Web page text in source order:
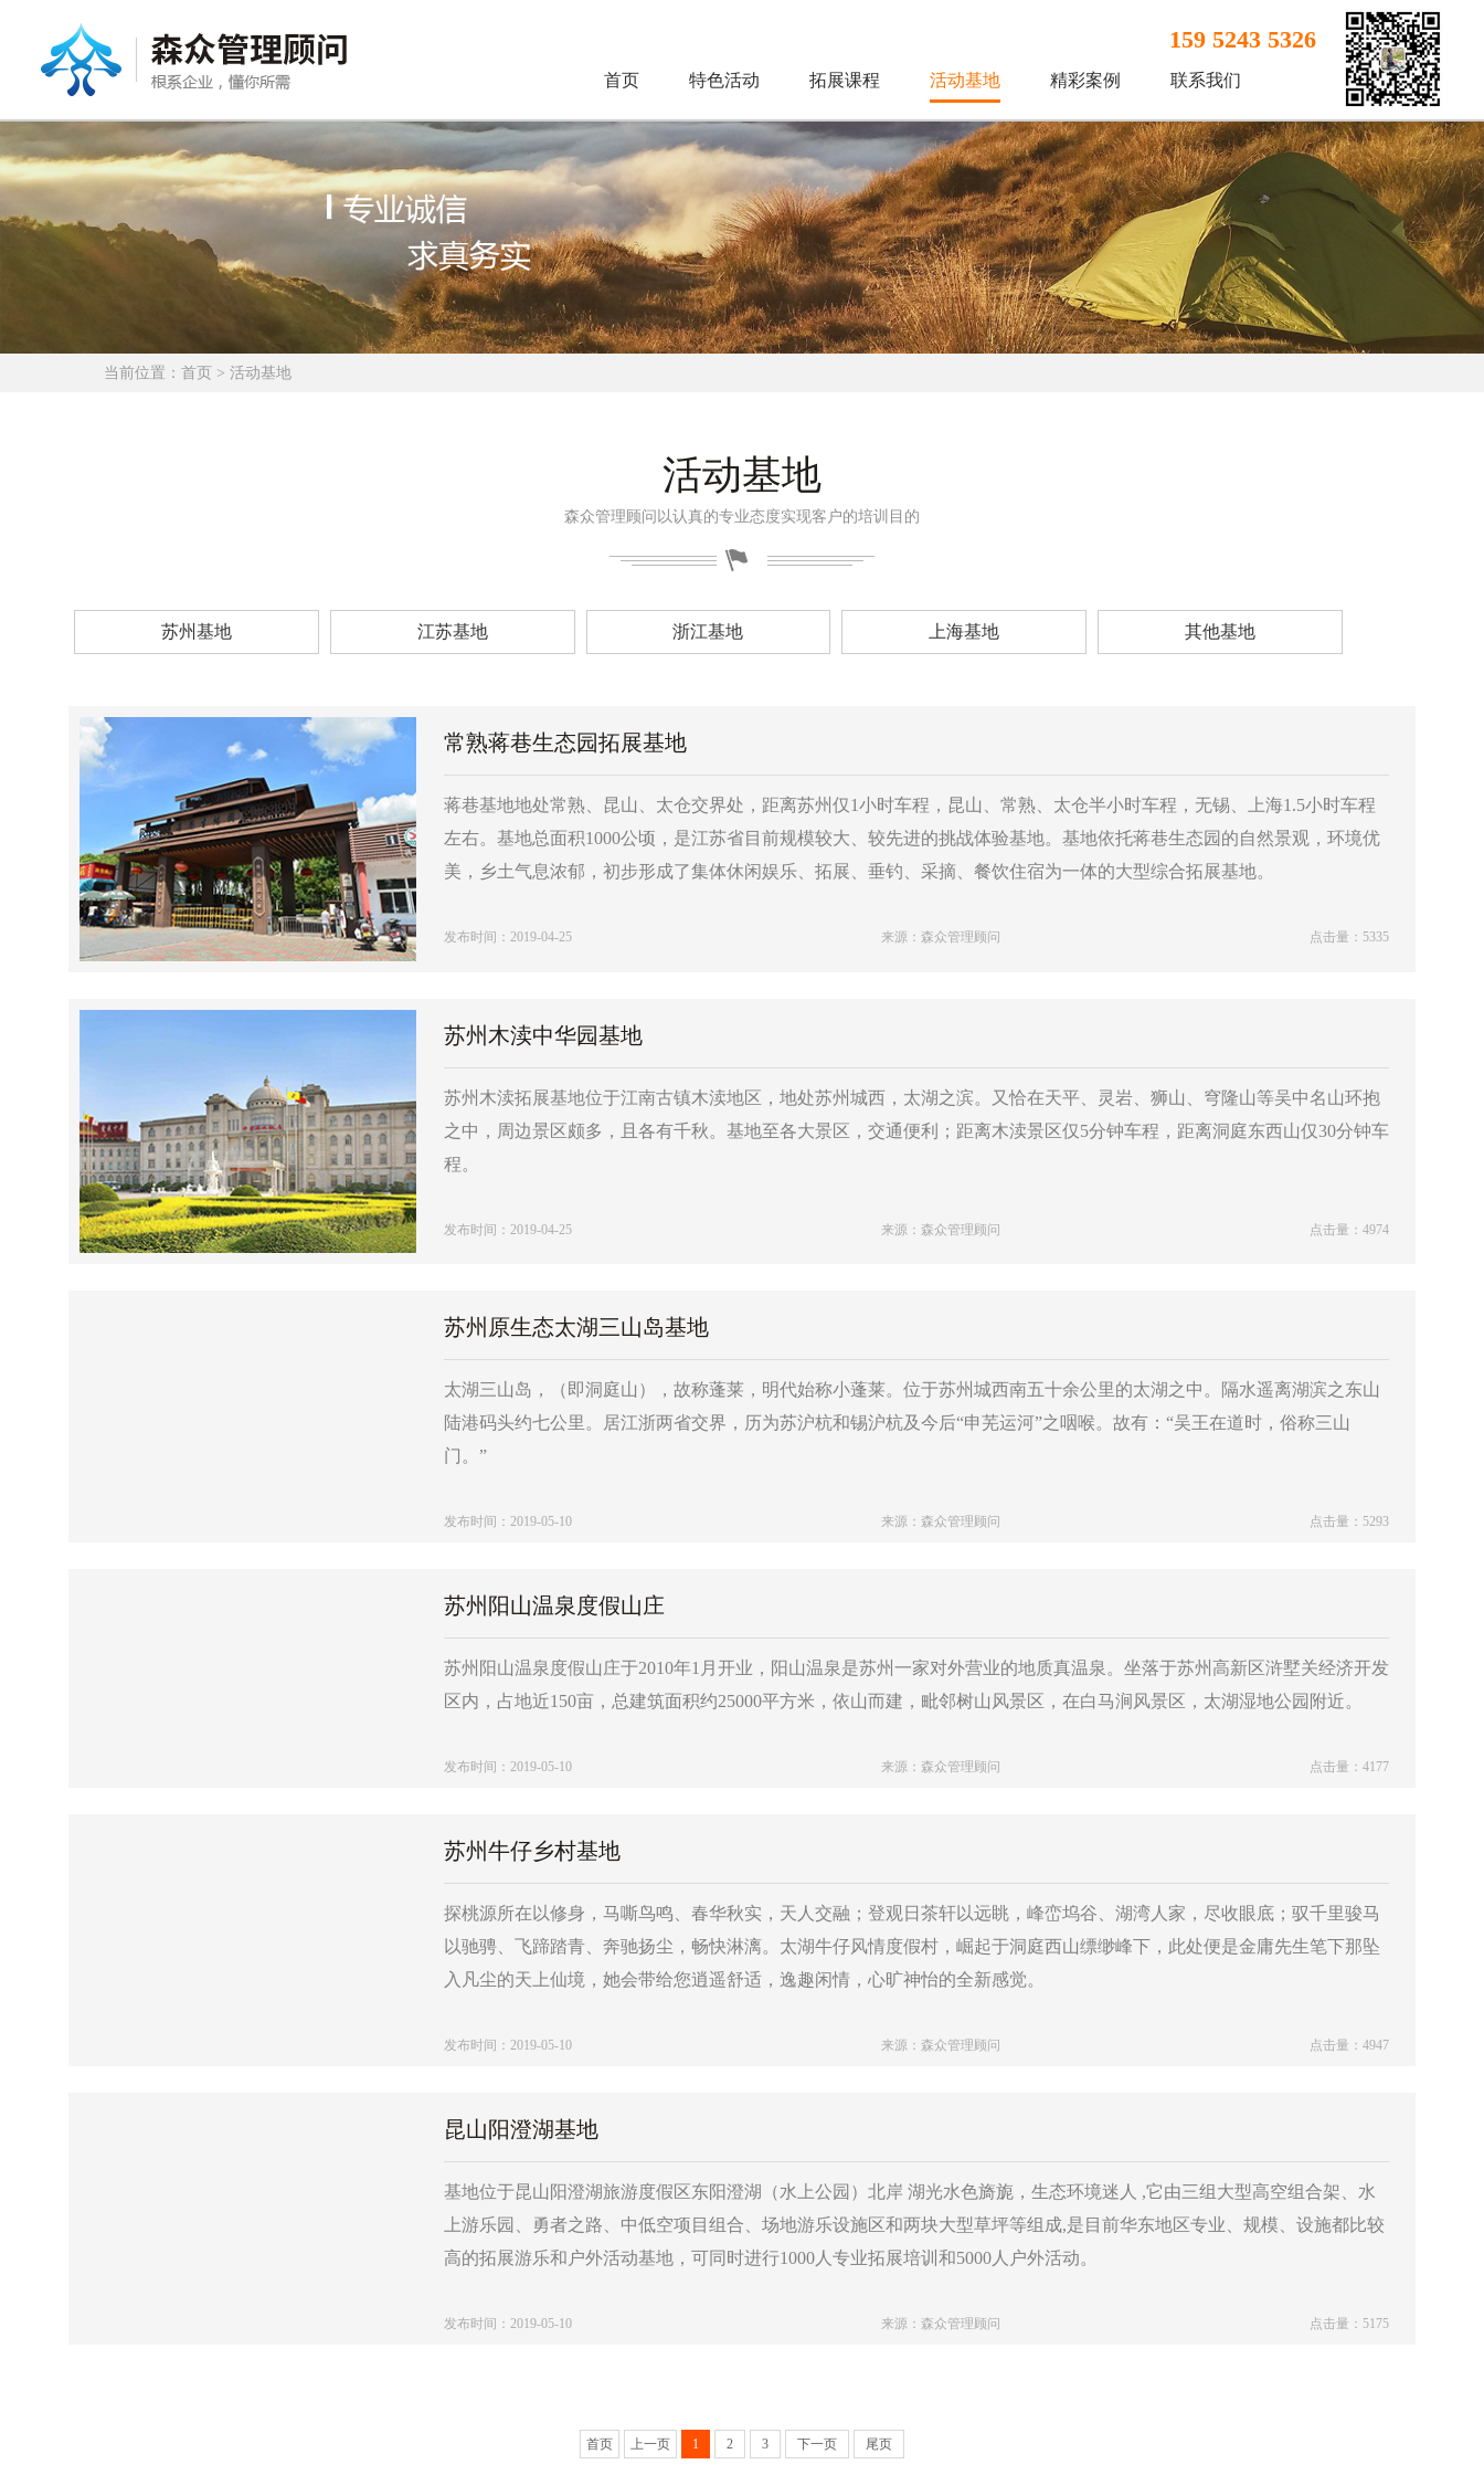
159 5243 5326
首页 特色活动 拓展课程 活动基地 精彩案例 联系我们
当前位置： 首页 > 活动基地
活动基地
森众管理顾问以认真的专业态度实现客户的培训目的
苏州基地 江苏基地 浙江基地 上海基地 其他基地
常熟蒋巷生态园拓展基地
蒋巷基地地处常熟、昆山、太仓交界处，距离苏州仅1小时车程，昆山、常熟、太仓半小时车程，无锡、上海1.5小时车程
左右。基地总面积1000公顷，是江苏省目前规模较大、较先进的挑战体验基地。基地依托蒋巷生态园的自然景观，环境优
美，乡土气息浓郁，初步形成了集体休闲娱乐、拓展、垂钓、采摘、餐饮住宿为一体的大型综合拓展基地。
发布时间：2019-04-25 来源：森众管理顾问 点击量：5335
苏州木渎中华园基地
苏州木渎拓展基地位于江南古镇木渎地区，地处苏州城西，太湖之滨。又恰在天平、灵岩、狮山、穹隆山等吴中名山环抱
之中，周边景区颇多，且各有千秋。基地至各大景区，交通便利；距离木渎景区仅5分钟车程，距离洞庭东西山仅30分钟车
程。
发布时间：2019-04-25 来源：森众管理顾问 点击量：4974
苏州原生态太湖三山岛基地
太湖三山岛，（即洞庭山），故称蓬莱，明代始称小蓬莱。位于苏州城西南五十余公里的太湖之中。隔水遥离湖滨之东山
陆港码头约七公里。居江浙两省交界，历为苏沪杭和锡沪杭及今后“申芜运河”之咽喉。故有：“吴王在道时，俗称三山
门。”
发布时间：2019-05-10 来源：森众管理顾问 点击量：5293
苏州阳山温泉度假山庄
苏州阳山温泉度假山庄于2010年1月开业，阳山温泉是苏州一家对外营业的地质真温泉。坐落于苏州高新区浒墅关经济开发
区内，占地近150亩，总建筑面积约25000平方米，依山而建，毗邻树山风景区，在白马涧风景区，太湖湿地公园附近。
发布时间：2019-05-10 来源：森众管理顾问 点击量：4177
苏州牛仔乡村基地
探桃源所在以修身，马嘶鸟鸣、春华秋实，天人交融；登观日茶轩以远眺，峰峦坞谷、湖湾人家，尽收眼底；驭千里骏马
以驰骋、飞蹄踏青、奔驰扬尘，畅快淋漓。太湖牛仔风情度假村，崛起于洞庭西山缥缈峰下，此处便是金庸先生笔下那坠
入凡尘的天上仙境，她会带给您逍遥舒适，逸趣闲情，心旷神怡的全新感觉。
发布时间：2019-05-10 来源：森众管理顾问 点击量：4947
昆山阳澄湖基地
基地位于昆山阳澄湖旅游度假区东阳澄湖（水上公园）北岸 湖光水色旖旎，生态环境迷人 ,它由三组大型高空组合架、水
上游乐园、勇者之路、中低空项目组合、场地游乐设施区和两块大型草坪等组成,是目前华东地区专业、规模、设施都比较
高的拓展游乐和户外活动基地，可同时进行1000人专业拓展培训和5000人户外活动。
发布时间：2019-05-10 来源：森众管理顾问 点击量：5175
首页 上一页 1 2 3 下一页 尾页